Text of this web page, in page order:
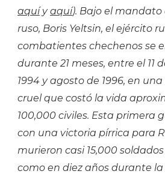
aquíyaquí). Bajo el
ruso, Boris Yeltsin, el ejército
combatientes chechenos se
durante 21 meses, entre el 11
1994 y agosto de 1996, en
cruel que costó la vida
100,000 civiles. Esta primera
con una victoria pírrica para
murieron casi 15,000
como en diez años durante